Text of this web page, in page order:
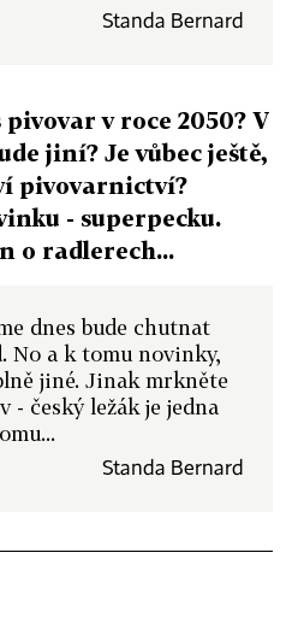
Standa Bernard
pivovar v roce 2050? V
jiní? Je vůbec ještě,
pivovarnictví?
- superpecku.
o radlerech...
dnes bude chutnat
No a k tomu novinky,
jiné. Jinak mrkněte
- český ležák je jedna
Standa Bernard